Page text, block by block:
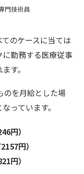
門技術員
のケースに当ては
勤務する医療従事
す。
のを月給とした場
っています。
円）
円）
円）